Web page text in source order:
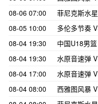
08-06 07:00
菲尼克斯水
08-05 10:00
多伦多节奏
08-04 19:30
中国U18男
08-04 19:30
水原音速弹
08-04 17:00
水原音速弹
08-04 08:00
西雅图风暴